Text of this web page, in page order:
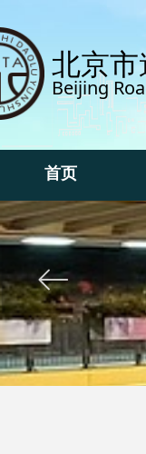
北京
Beijing
ꂃ
首页
首页